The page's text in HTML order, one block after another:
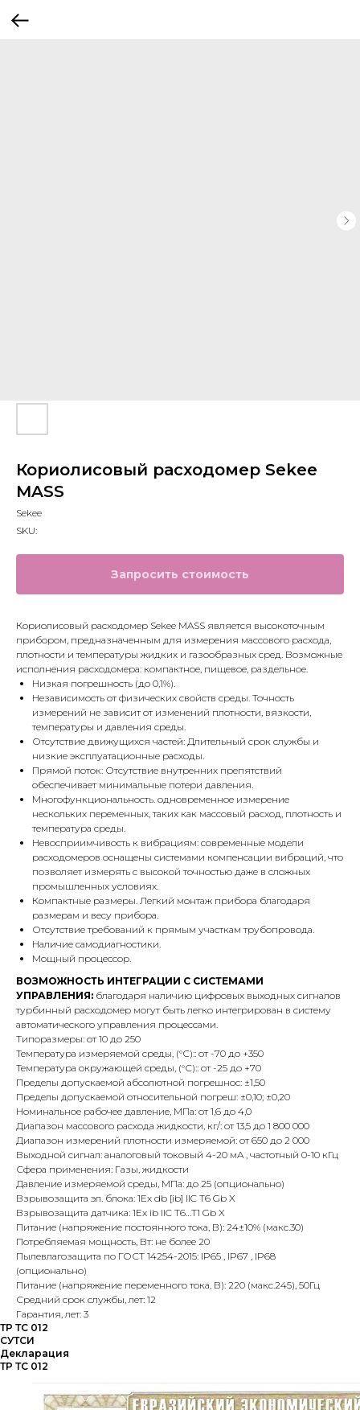
Кориолисовый расходомер Sekee
MASS
Sekee
SKU:
Запросить стоимость
Кориолисовый расходомер Sekee MASS является высокоточным
прибором, предназначенным для измерения массового расхода,
плотности и температуры жидких и газообразных сред. Возможные
исполнения расходомера: компактное, пищевое, раздельное.
Низкая погрешность (до 0,1%).
Независимость от физических свойств среды. Точность
измерений не зависит от изменений плотности, вязкости,
температуры и давления среды.
Отсутствие движущихся частей: Длительный срок службы и
низкие эксплуатационные расходы.
Прямой поток: Отсутствие внутренних препятствий
обеспечивает минимальные потери давления.
Многофункциональность. одновременное измерение
нескольких переменных, таких как массовый расход, плотность и
температура среды.
Невосприимчивость к вибрациям: современные модели
расходомеров оснащены системами компенсации вибраций, что
позволяет измерять с высокой точностью даже в сложных
промышленных условиях.
Компактные размеры. Легкий монтаж прибора благодаря
размерам и весу прибора.
Отсутствие требований к прямым участкам трубопровода.
Наличие самодиагностики.
Мощный процессор.
ВОЗМОЖНОСТЬ ИНТЕГРАЦИИ С СИСТЕМАМИ
УПРАВЛЕНИЯ: благодаря наличию цифровых выходных сигналов
турбинный расходомер могут быть легко интегрирован в систему
автоматического управления процессами.
Типоразмеры: от 10 до 250
Температура измеряемой среды, (°С):: от -70 до +350
Температура окружающей среды, (°С):: от -25 до +70
Пределы допускаемой абсолютной погрешнос: ±1,50
Пределы допускаемой относительной погреш: ±0,10; ±0,20
Номинальное рабочее давление, МПа: от 1,6 до 4,0
Диапазон массового расхода жидкости, кг/: от 13,5 до 1 800 000
Диапазон измерений плотности измеряемой: от 650 до 2 000
Выходной сигнал: аналоговый токовый 4-20 мA , частотный 0-10 кГц
Сфера применения: Газы, жидкости
Давление измеряемой среды, МПа: до 25 (опционально)
Взрывозащита эл. блока: 1Ex db [ib] IIC T6 Gb X
Взрывозащита датчика: 1Ex ib IIC T6…Т1 Gb X
Питание (напряжение постоянного тока, В): 24±10% (макс.30)
Потребляемая мощность, Вт: не более 20
Пылевлагозащита по ГОСТ 14254-2015: IP65 , IP67 , IP68
(опционально)
Питание (напряжение переменного тока, В): 220 (макс.245), 50Гц
Средний срок службы, лет: 12
Гарантия, лет: 3
ТР ТС 012
СУТСИ
Декларация
ТР ТС 012